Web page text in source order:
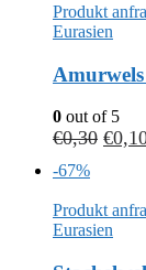
Produkt
Eurasien
0 out of 5
€0,30 €
-67%
Produkt
Eurasien